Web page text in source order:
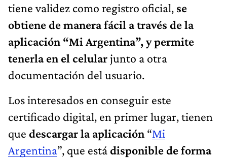
tiene validez como registro oficial, se
obtiene de manera fácil a través de la
aplicación “Mi Argentina”, y permite
tenerla en el celularjunto a otra
documentación del usuario.
Los interesados en conseguir este
certificado digital, en primer lugar, tienen
que descargar la aplicación “Mi
Argentina”, que estádisponible de forma